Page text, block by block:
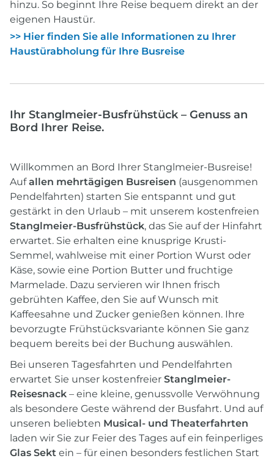
hinzu. So beginnt Ihre Reise bequem direkt an der
eigenen Haustür.
>> Hier finden Sie alle Informationen zu Ihrer
Haustürabholung für Ihre Busreise
Ihr Stanglmeier-Busfrühstück – Genuss an
Bord Ihrer Reise.
Willkommen an Bord Ihrer Stanglmeier-Busreise!
Aufallen mehrtägigen Busreisen (ausgenommen
Pendelfahrten) starten Sie entspannt und gut
gestärkt in den Urlaub – mit unserem kostenfreien
Stanglmeier-Busfrühstück, das Sie auf der Hinfahrt
erwartet. Sie erhalten eine knusprige Krusti-
Semmel, wahlweise mit einer Portion Wurst oder
Käse, sowie eine Portion Butter und fruchtige
Marmelade. Dazu servieren wir Ihnen frisch
gebrühten Kaffee, den Sie auf Wunsch mit
Kaffeesahne und Zucker genießen können. Ihre
bevorzugte Frühstücksvariante können Sie ganz
bequem bereits bei der Buchung auswählen.
Bei unseren Tagesfahrten und Pendelfahrten
erwartet Sie unser kostenfreier Stanglmeier-
Reisesnack – eine kleine, genussvolle Verwöhnung
als besondere Geste während der Busfahrt. Und auf
unseren beliebten Musical- und Theaterfahrten
laden wir Sie zur Feier des Tages auf ein feinperliges
Glas Sekt ein – für einen besonders festlichen Start